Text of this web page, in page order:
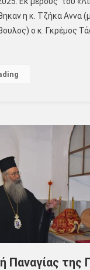
η κ. Τζήκα Αννα
ο κ. Γκρέμος
Παναγίας της